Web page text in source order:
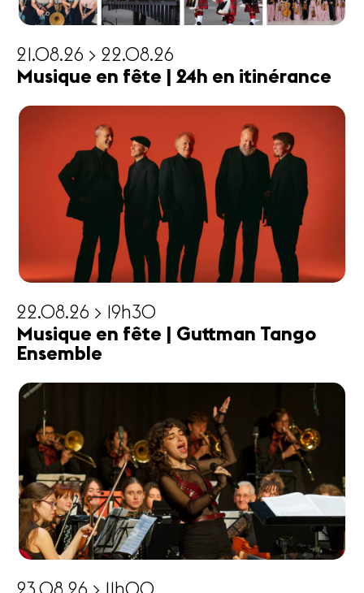
21.08.26 > 22.08.26
Musique en fête | 24h en itinérance
22.08.26 > 19h30
Musique en fête | Guttman Tango
Ensemble